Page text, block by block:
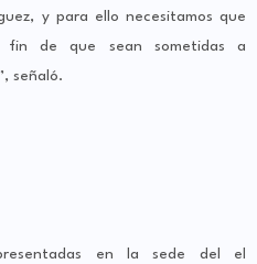
y para ello necesitamos que
fin de que sean sometidas a
señaló.
en la sede del el